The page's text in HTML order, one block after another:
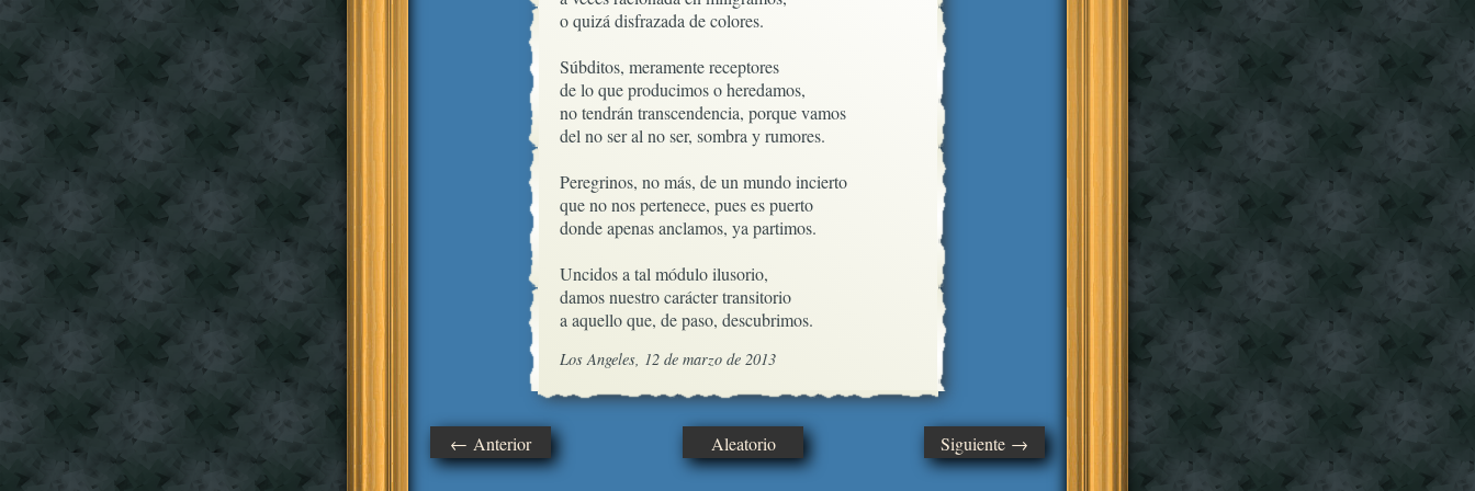
o quizá disfrazada de colores.
Súbditos, meramente receptores
de lo que producimos o heredamos,
no tendrán transcendencia, porque vamos
del no ser al no ser, sombra y rumores.
Peregrinos, no más, de un mundo incierto
que no nos pertenece, pues es puerto
donde apenas anclamos, ya partimos.
Uncidos a tal módulo ilusorio,
damos nuestro carácter transitorio
a aquello que, de paso, descubrimos.
Los Angeles, 12 de marzo de 2013
← Anterior Aleatorio Siguiente →